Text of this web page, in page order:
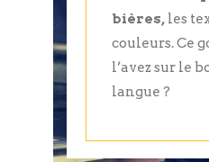
bières, les
couleurs. Ce
l’avez sur le
langue ?